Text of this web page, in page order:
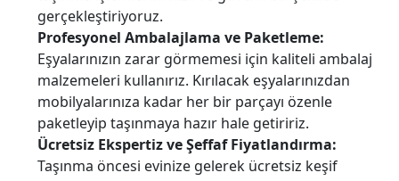
gerçekleştiriyoruz.
Profesyonel Ambalajlama ve Paketleme:
Eşyalarınızın zarar görmemesi için kaliteli ambalaj
malzemeleri kullanırız. Kırılacak eşyalarınızdan
mobilyalarınıza kadar her bir parçayı özenle
paketleyip taşınmaya hazır hale getiririz.
Ücretsiz Ekspertiz ve Şeffaf Fiyatlandırma:
Taşınma öncesi evinize gelerek ücretsiz keşif